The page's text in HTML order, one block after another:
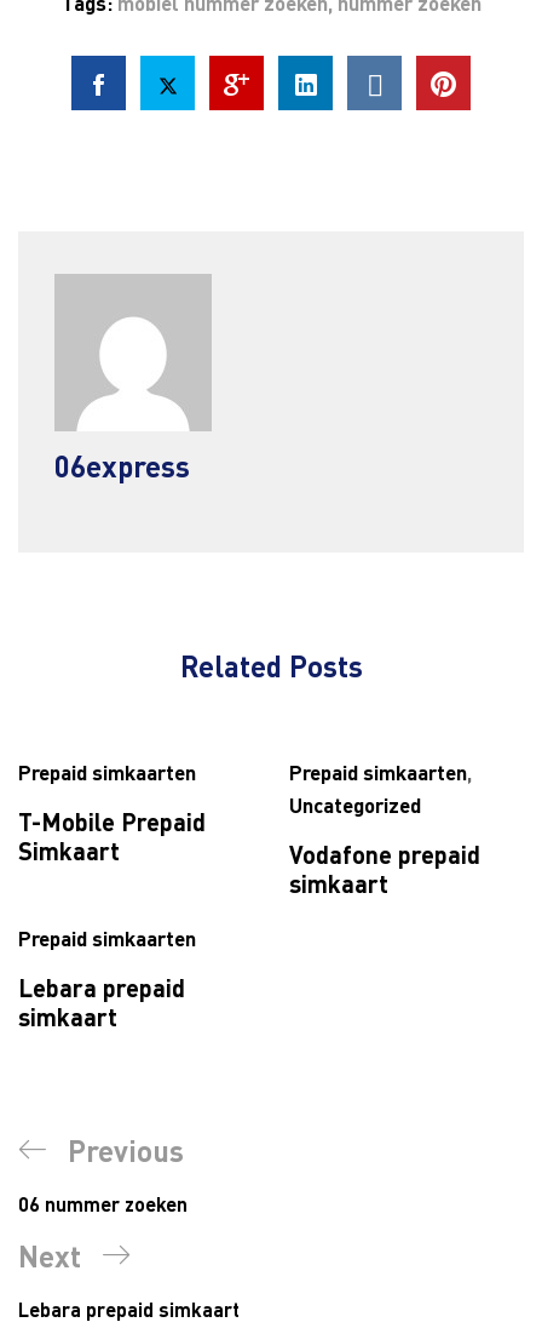
06express
Related Posts
Prepaid simkaarten
T-Mobile Prepaid
Simkaart
Prepaid simkaarten,
Uncategorized
Vodafone prepaid
simkaart
Prepaid simkaarten
Lebara prepaid
simkaart
Bericht
navigatie
Previous
Post
Previous
06 nummer zoeken
Next
Post
Next
Lebara prepaid simkaart